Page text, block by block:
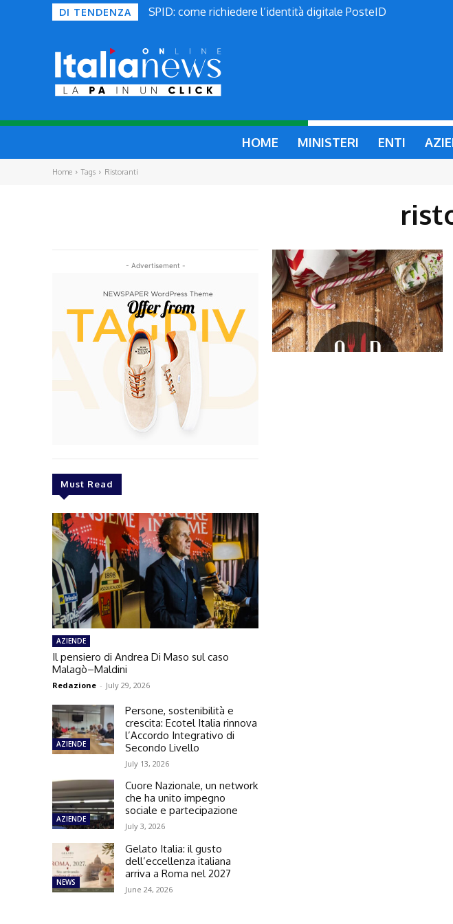
DI TENDENZA SPID: come richiedere l’identità digitale PosteID
HOME MINISTERI ENTI
Home Tags Ristoranti
- Advertisement -
Must Read
AZIENDE
Il pensiero di Andrea Di Maso sul caso
Malagò–Maldini
Redazione - July 29, 2026
AZIENDE
Persone, sostenibilità e
crescita: Ecotel Italia rinnova
l’Accordo Integrativo di
Secondo Livello
July 13, 2026
AZIENDE
Cuore Nazionale, un network
che ha unito impegno
sociale e partecipazione
July 3, 2026
NEWS
Gelato Italia: il gusto
dell’eccellenza italiana
arriva a Roma nel 2027
June 24, 2026